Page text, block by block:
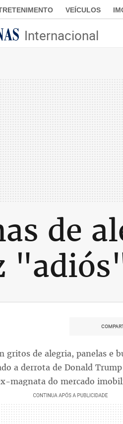
VEÍCULOS
Internacional
de
gritos de alegria, panelas e
a derrota de Donald
magnata do mercado